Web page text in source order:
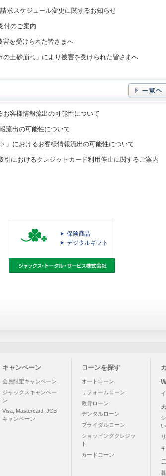
求スケジュール変更に関するお知らせ
付のご案内
害を受けられた皆さまへ
の土砂崩れ」により被害を受けられた皆さまへ
お客様情報流出の可能性について
流出の可能性について
」におけるお客様情報流出の可能性について
引におけるクレジットカード利用停止に関するご案内
保険商品
デジタルギフト
キャンペーン
会員限定キャンペーン
ジャックスキャンペー
ン
Visa, Mastercard, JCB
キャンペーン
ローンを探す
オートローン
リフォームローン
教育ローン
デンタルローン
ブライダルローン
ショッピングクレジッ
ト
カードローン
い